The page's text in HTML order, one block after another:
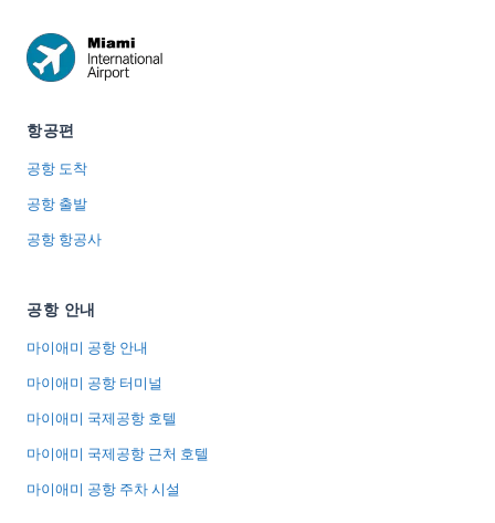
항공편
공항 도착
공항 출발
공항 항공사
공항 안내
마이애미 공항 안내
마이애미 공항 터미널
마이애미 국제공항 호텔
마이애미 국제공항 근처 호텔
마이애미 공항 주차 시설